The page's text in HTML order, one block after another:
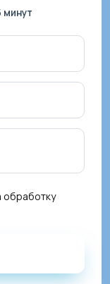
минут
обработку